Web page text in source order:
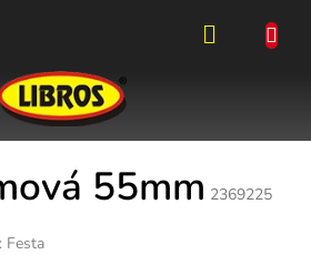
55mm 2369225
Festa